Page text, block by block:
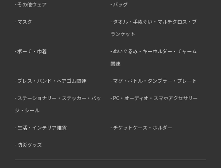
その他ウェア バッグ
マスク
タオル・手ぬぐい・マルチクロス・ブ
ランケット
ポーチ・巾着
ぬいぐるみ・キーホルダー・チャーム
関連
ブレス・バンド・ヘアゴム関連 マグ・ボトル・タンブラー・プレート
ステーショナリー・ステッカー・バッ
ジ・シール
PC・オーディオ・スマホアクセサリー
生活・インテリア雑貨 チケットケース・ホルダー
防災グッズ